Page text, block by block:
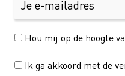
Hou mij op de hoogte
Ik ga akkoord met de